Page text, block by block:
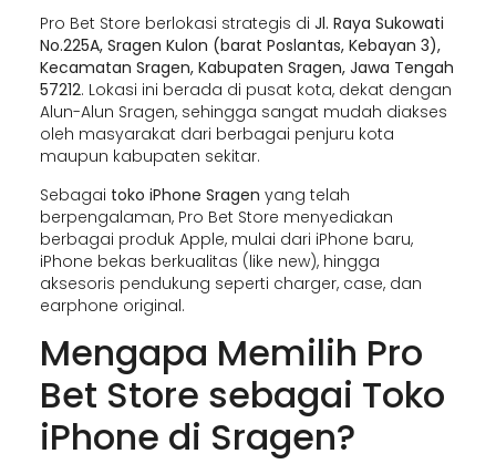
Pro Bet Store berlokasi strategis di Jl. Raya Sukowati
No.225A, Sragen Kulon (barat Poslantas, Kebayan 3),
Kecamatan Sragen, Kabupaten Sragen, Jawa Tengah
57212. Lokasi ini berada di pusat kota, dekat dengan
Alun-Alun Sragen, sehingga sangat mudah diakses
oleh masyarakat dari berbagai penjuru kota
maupun kabupaten sekitar.
Sebagai toko iPhone Sragen yang telah
berpengalaman, Pro Bet Store menyediakan
berbagai produk Apple, mulai dari iPhone baru,
iPhone bekas berkualitas (like new), hingga
aksesoris pendukung seperti charger, case, dan
earphone original.
Mengapa Memilih Pro
Bet Store sebagai Toko
iPhone di Sragen?